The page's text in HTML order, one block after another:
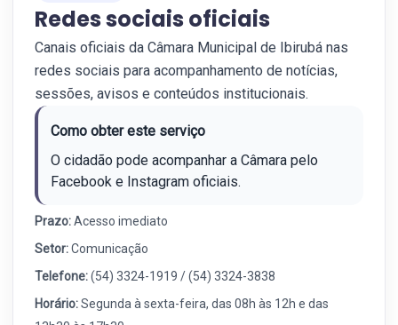
Redes sociais oficiais
Canais oficiais da Câmara Municipal de Ibirubá nas
redes sociais para acompanhamento de notícias,
sessões, avisos e conteúdos institucionais.
Como obter este serviço
O cidadão pode acompanhar a Câmara pelo
Facebook e Instagram oficiais.
Prazo:Acesso imediato
Setor:Comunicação
Telefone:(54) 3324-1919 / (54) 3324-3838
Horário:Segunda à sexta-feira, das 08h às 12h e das